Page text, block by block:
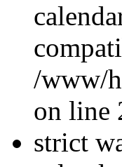
/www/
on line
strict